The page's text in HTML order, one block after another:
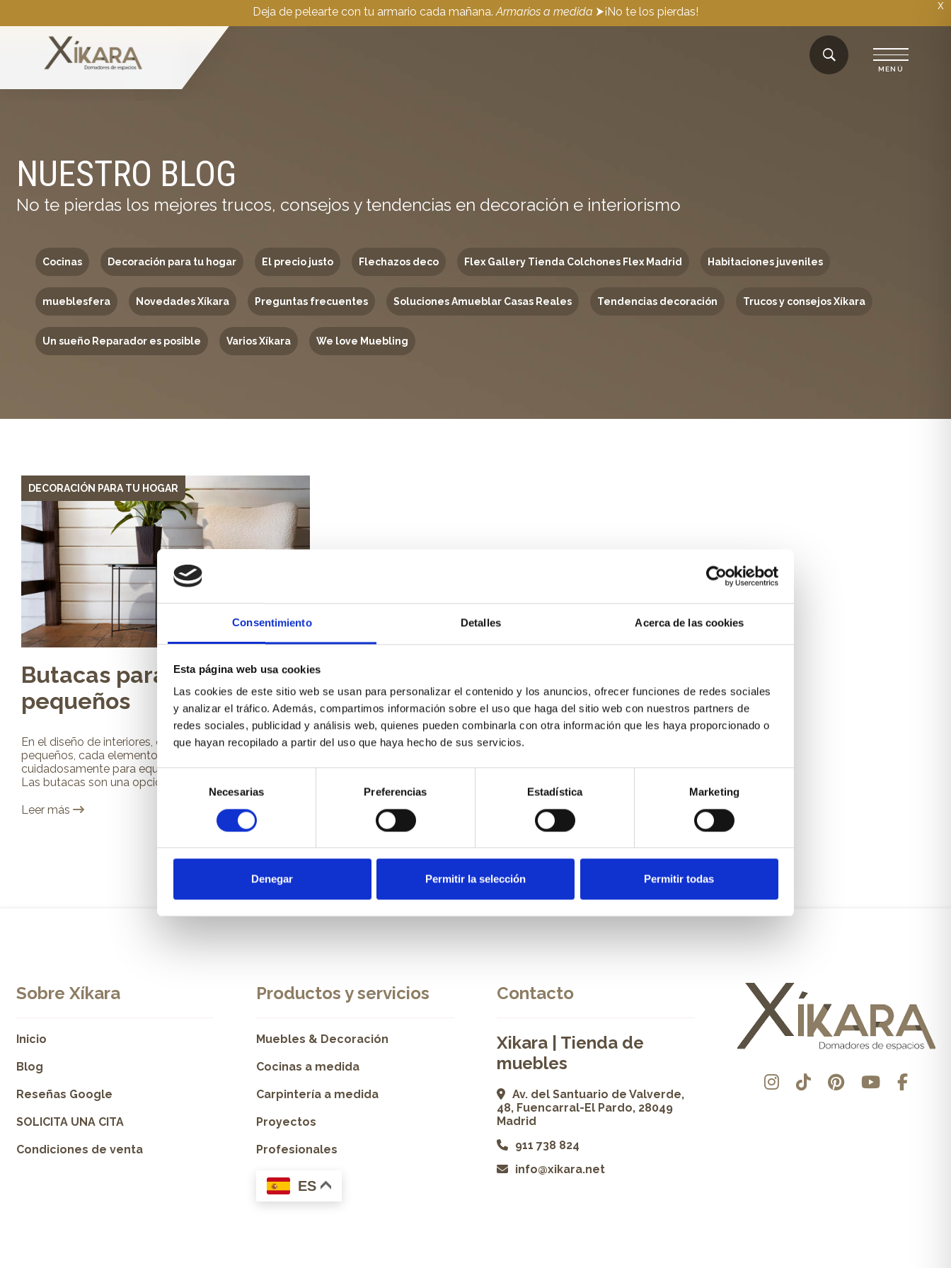
Consentimiento Detalles Acerca de las cookies
Esta página web usa cookies
Las cookies de este sitio web se usan para personalizar el contenido y los anuncios, ofrecer funciones de redes sociales
y analizar el tráfico. Además, compartimos información sobre el uso que haga del sitio web con nuestros partners de
redes sociales, publicidad y análisis web, quienes pueden combinarla con otra información que les haya proporcionado o
que hayan recopilado a partir del uso que haya hecho de sus servicios.
Selección
consentimiento
Necesarias Preferencias Estadística Marketing
Denegar Permitir la selección Permitir todas
X
Deja de pelearte con tu armario cada mañana. Armarios a medida ⮞¡No te los pierdas!
NUESTRO BLOG
No te pierdas los mejores trucos, consejos y tendencias en decoración e interiorismo
Cocinas Decoración para tu hogar El precio justo Flechazos deco Flex Gallery Tienda Colchones Flex Madrid Habitaciones juveniles
mueblesfera Novedades Xíkara Preguntas frecuentes Soluciones Amueblar Casas Reales Tendencias decoración Trucos y consejos Xíkara
Un sueño Reparador es posible Varios Xíkara We love Muebling
DECORACIÓN PARA TU HOGAR
Butacas para salones
pequeños
En el diseño de interiores, especialmente en espacios
pequeños, cada elemento debe seleccionarse
cuidadosamente para equilibrar funcionalidad y estilo.
Las butacas son una opción ideal para salones...
Leer más
Sobre Xíkara
Inicio
Blog
Reseñas Google
SOLICITA UNA CITA
Condiciones de venta
Productos y servicios
Muebles & Decoración
Cocinas a medida
Carpintería a medida
Proyectos
Profesionales
ES
Contacto
Xikara | Tienda de
muebles
Av. del Santuario de Valverde,
48, Fuencarral-El Pardo, 28049
Madrid
911 738 824
info@xikara.net